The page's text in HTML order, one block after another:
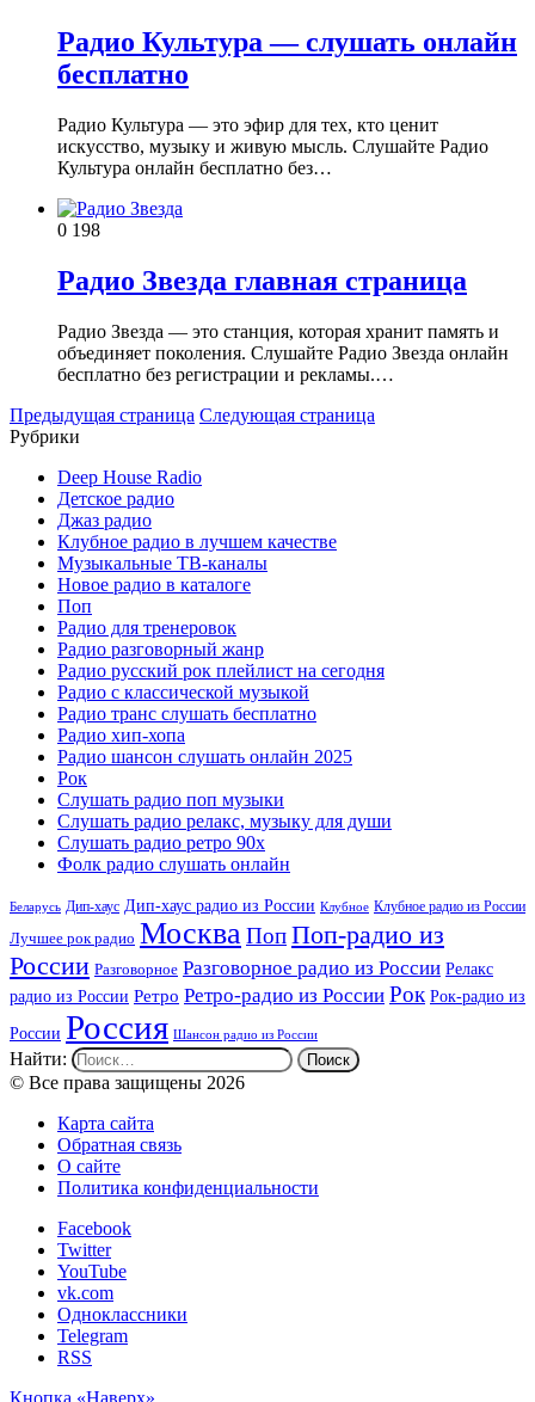
Радио Культура — слушать онлайн
бесплатно
Радио Культура — это эфир для тех, кто ценит
искусство, музыку и живую мысль. Слушайте Радио
Культура онлайн бесплатно без…
0 198
Радио Звезда главная страница
Радио Звезда — это станция, которая хранит память и
объединяет поколения. Слушайте Радио Звезда онлайн
бесплатно без регистрации и рекламы.…
Предыдущая страница Следующая страница
Рубрики
Deep House Radio
Детское радио
Джаз радио
Клубное радио в лучшем качестве
Музыкальные ТВ-каналы
Новое радио в каталоге
Поп
Радио для тренеровок
Радио разговорный жанр
Радио русский рок плейлист на сегодня
Радио с классической музыкой
Радио транс слушать бесплатно
Радио хип-хопа
Радио шансон слушать онлайн 2025
Рок
Слушать радио поп музыки
Слушать радио релакс, музыку для души
Слушать радио ретро 90х
Фолк радио слушать онлайн
Беларусь Дип-хаус Дип-хаус радио из России Клубное Клубное радио из России
Лучшее рок радио МоскваПопПоп-радио из
России Разговорное Разговорное радио из России Релакс
радио из России Ретро Ретро-радио из России Рок Рок-радио из
России Россия Шансон радио из России
Найти:
© Все права защищены 2026
Карта сайта
Обратная связь
О сайте
Политика конфиденциальности
Facebook
Twitter
YouTube
vk.com
Одноклассники
Telegram
RSS
Кнопка «Наверх»